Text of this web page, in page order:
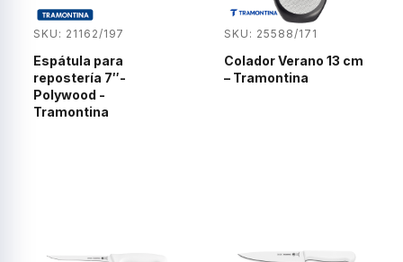
SKU: 21162/197
Espátula para
repostería 7″-
Polywood -
Tramontina
SKU: 25588/171
Colador Verano 13 cm
– Tramontina